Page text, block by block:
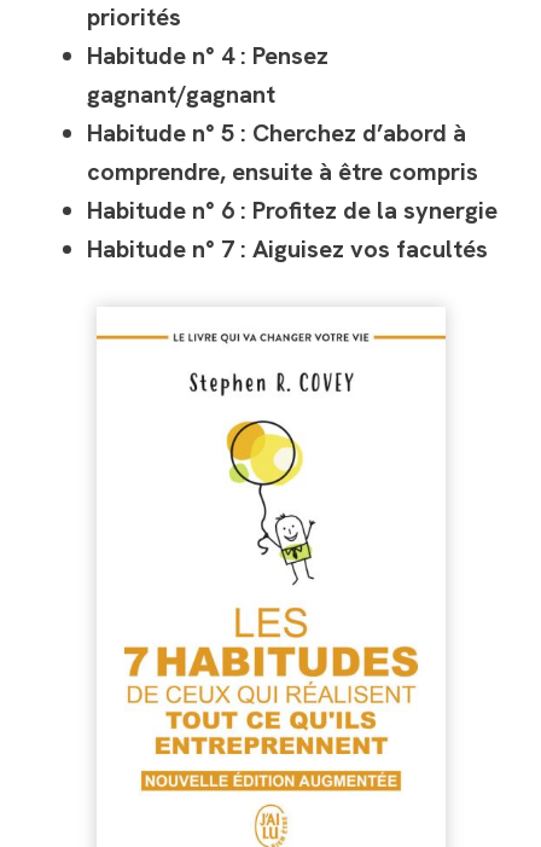
priorités
Habitude n° 4 : Pensez
gagnant/gagnant
Habitude n° 5 : Cherchez d’abord à
comprendre, ensuite à être compris
Habitude n° 6 : Profitez de la synergie
Habitude n° 7 : Aiguisez vos facultés